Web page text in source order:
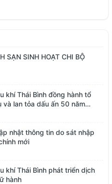
SẠN SINH HOẠT CHI BỘ
khí Thái Bình đồng hành tổ
và lan tỏa dấu ấn 50 năm
Nam
nhật thông tin do sát nhập
mới
khí Thái Bình phát triển dịch
hành